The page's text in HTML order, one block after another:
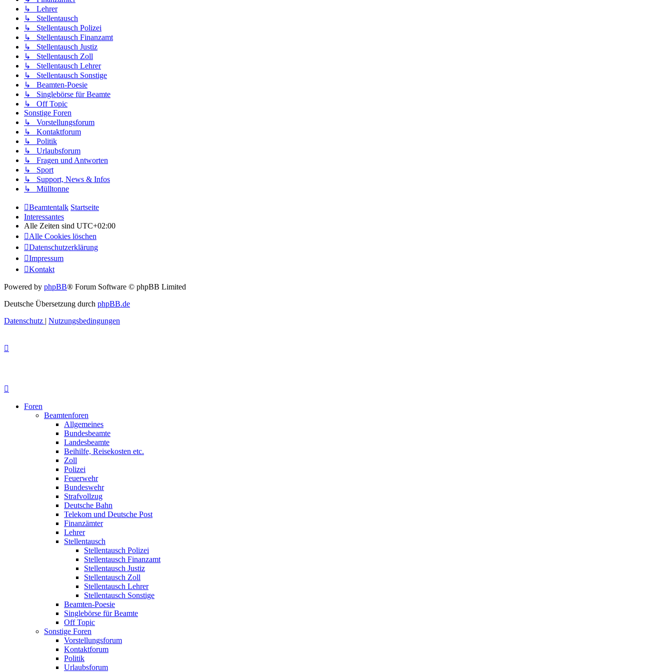
↳ Lehrer
↳ Stellentausch
↳ Stellentausch Polizei
↳ Stellentausch Finanzamt
↳ Stellentausch Justiz
↳ Stellentausch Zoll
↳ Stellentausch Lehrer
↳ Stellentausch Sonstige
↳ Beamten-Poesie
↳ Singlebörse für Beamte
↳ Off Topic
Sonstige Foren
↳ Vorstellungsforum
↳ Kontaktforum
↳ Politik
↳ Urlaubsforum
↳ Fragen und Antworten
↳ Sport
↳ Support, News & Infos
↳ Mülltonne
Beamtentalk Startseite
Interessantes
Alle Zeiten sind UTC+02:00
Alle Cookies löschen
Datenschutzerklärung
Impressum
Kontakt
Powered by phpBB® Forum Software © phpBB Limited
Deutsche Übersetzung durch phpBB.de
Datenschutz | Nutzungsbedingungen
Foren
Beamtenforen
Allgemeines
Bundesbeamte
Landesbeamte
Beihilfe, Reisekosten etc.
Zoll
Polizei
Feuerwehr
Bundeswehr
Strafvollzug
Deutsche Bahn
Telekom und Deutsche Post
Finanzämter
Lehrer
Stellentausch
Stellentausch Polizei
Stellentausch Finanzamt
Stellentausch Justiz
Stellentausch Zoll
Stellentausch Lehrer
Stellentausch Sonstige
Beamten-Poesie
Singlebörse für Beamte
Off Topic
Sonstige Foren
Vorstellungsforum
Kontaktforum
Politik
Urlaubsforum